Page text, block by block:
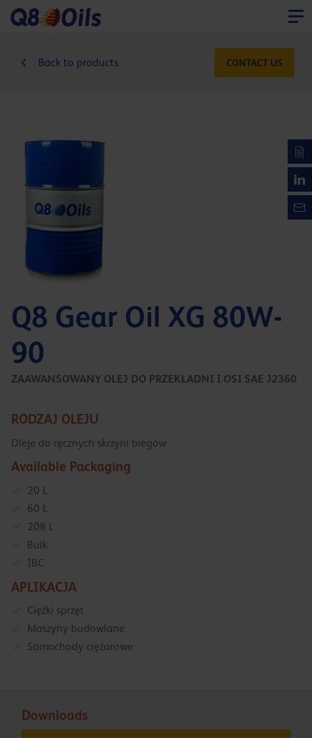
Back to products CONTACT US
Q8 Gear Oil XG 80W-
90
ZAAWANSOWANY OLEJ DO PRZEKŁADNI I OSI SAE J2360
RODZAJ OLEJU
Oleje do ręcznych skrzyni biegów
Available Packaging
20 L
60 L
208 L
Bulk
IBC
APLIKACJA
Ciężki sprzęt
Maszyny budowlane
Samochody ciężarowe
Downloads